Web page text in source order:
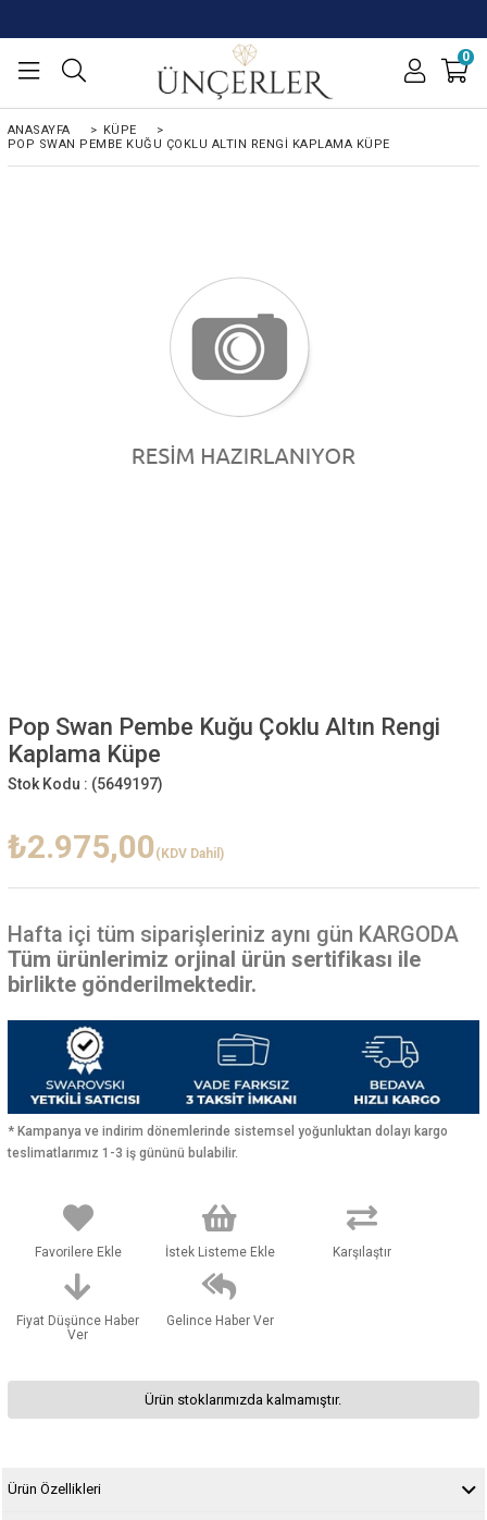
0
ANASAYFA > KÜPE
>
POP SWAN PEMBE KUĞU ÇOKLU ALTIN RENGI KAPLAMA KÜPE
Pop Swan Pembe Kuğu Çoklu Altın Rengi
Kaplama Küpe
Stok Kodu : (5649197)
₺2.975,00 (KDV Dahil)
Hafta içi tüm siparişleriniz aynı gün KARGODA
Tüm ürünlerimiz orjinal ürün sertifikası ile
birlikte gönderilmektedir.
* Kampanya ve indirim dönemlerinde sistemsel yoğunluktan dolayı kargo
teslimatlarımız 1-3 iş gününü bulabilir.
Favorilere Ekle İstek Listeme Ekle Karşılaştır
Fiyat Düşünce Haber
Ver
Gelince Haber Ver
Ürün stoklarımızda kalmamıştır.
Ürün Özellikleri